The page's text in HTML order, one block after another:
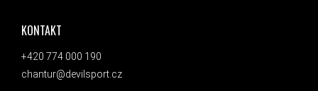
KONTAKT
+420 774 000 190
chantur@devilsport.cz